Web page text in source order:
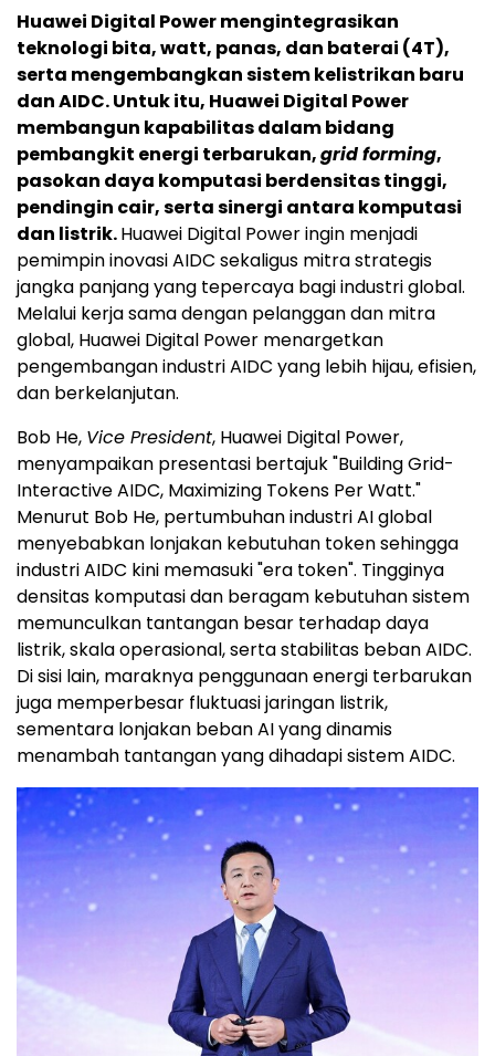
Huawei Digital Power mengintegrasikan
teknologi bita, watt, panas, dan baterai (4T),
serta mengembangkan sistem kelistrikan baru
dan AIDC. Untuk itu, Huawei Digital Power
membangun kapabilitas dalam bidang
pembangkit energi terbarukan,grid forming,
pasokan daya komputasi berdensitas tinggi,
pendingin cair, serta sinergi antara komputasi
dan listrik.Huawei Digital Power ingin menjadi
pemimpin inovasi AIDC sekaligus mitra strategis
jangka panjang yang tepercaya bagi industri global.
Melalui kerja sama dengan pelanggan dan mitra
global, Huawei Digital Power menargetkan
pengembangan industri AIDC yang lebih hijau, efisien,
dan berkelanjutan.
Bob He, Vice President, Huawei Digital Power,
menyampaikan presentasi bertajuk "Building Grid-
Interactive AIDC, Maximizing Tokens Per Watt."
Menurut Bob He, pertumbuhan industri AI global
menyebabkan lonjakan kebutuhan token sehingga
industri AIDC kini memasuki "era token". Tingginya
densitas komputasi dan beragam kebutuhan sistem
memunculkan tantangan besar terhadap daya
listrik, skala operasional, serta stabilitas beban AIDC.
Di sisi lain, maraknya penggunaan energi terbarukan
juga memperbesar fluktuasi jaringan listrik,
sementara lonjakan beban AI yang dinamis
menambah tantangan yang dihadapi sistem AIDC.